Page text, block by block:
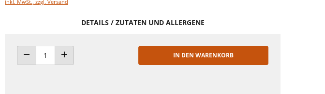
inkl. MwSt., zzgl. Versand
DETAILS / ZUTATEN UND ALLERGENE
ANZAHL VERRINGERNANZAHL ERHÖHEN
IN DEN WARENKORB